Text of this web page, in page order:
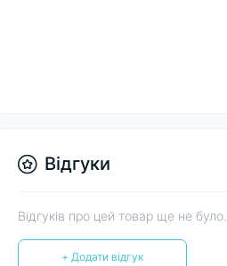
Відгуки
Відгуків про цей товар ще не було.
+ Додати відгук